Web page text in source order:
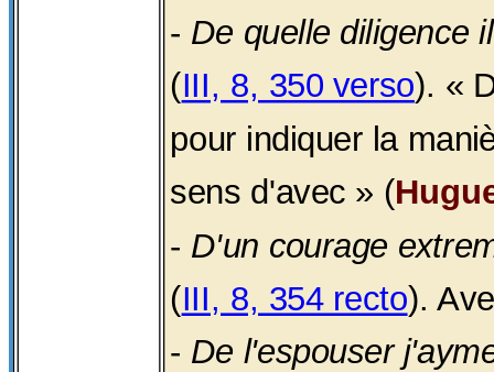
- De quelle diligence
(III, 8, 350 verso). «
pour indiquer la
sens d'avec » (
- D'un courage
(III, 8, 354 recto).
- De l'espouser